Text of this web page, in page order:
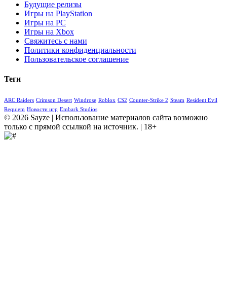
Будущие релизы
Игры на PlayStation
Игры на PC
Игры на Xbox
Свяжитесь с нами
Политики конфиденциальности
Пользовательское соглашение
Теги
ARC Raiders Crimson Desert Windrose Roblox CS2 Counter-Strike 2 Steam Resident Evil
Requiem Новости игр Embark Studios
© 2026 Sayze | Использование материалов сайта возможно
только с прямой ссылкой на источник. | 18+